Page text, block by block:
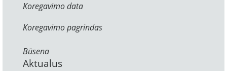
Koregavimo data
Koregavimo pagrindas
Būsena
Aktualus